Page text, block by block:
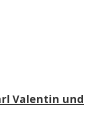
Valentin und